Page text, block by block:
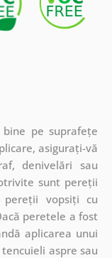
pe suprafețe
asigurați-vă
denivelări sau
sunt pereții
pereții vopsiți cu
peretele a fost
aplicarea unui
aspre sau